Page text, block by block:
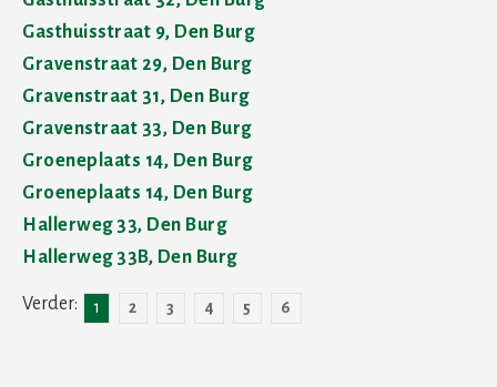
Gasthuisstraat 9, Den Burg
Gravenstraat 29, Den Burg
Gravenstraat 31, Den Burg
Gravenstraat 33, Den Burg
Groeneplaats 14, Den Burg
Groeneplaats 14, Den Burg
Hallerweg 33, Den Burg
Hallerweg 33B, Den Burg
1 2 3 4 5 6